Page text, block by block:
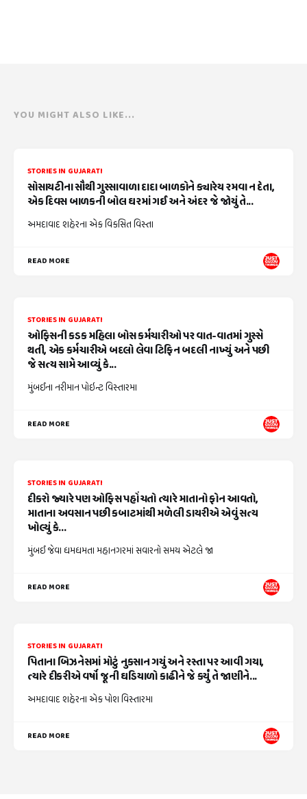
YOU MIGHT ALSO LIKE...
STORIES IN GUJARATI
સોસાયટીના સૌથી ગુસ્સાવાળા દાદા બાળકોને ક્યારેય રમવા ન દેતા,
એક દિવસ બાળકની બોલ ઘરમાં ગઈ અને અંદર જે જોયું તે...
અમદાવાદ શહેરના એક વિકસિત વિસ્તા
READ MORE
STORIES IN GUJARATI
ઓફિસની કડક મહિલા બોસ કર્મચારીઓ પર વાત-વાતમાં ગુસ્સે
થતી, એક કર્મચારીએ બદલો લેવા ટિફિન બદલી નાખ્યું અને પછી
જે સત્ય સામે આવ્યું કે...
મુંબઈના નરીમાન પોઇન્ટ વિસ્તારમા
READ MORE
STORIES IN GUJARATI
દીકરો જ્યારે પણ ઓફિસ પહોંચતો ત્યારે માતાનો ફોન આવતો,
માતાના અવસાન પછી કબાટમાંથી મળેલી ડાયરીએ એવું સત્ય
ખોલ્યું કે...
મુંબઈ જેવા ધમધમતા મહાનગરમાં સવારનો સમય એટલે જા
READ MORE
STORIES IN GUJARATI
પિતાના બિઝનેસમાં મોટું નુકસાન ગયું અને રસ્તા પર આવી ગયા,
ત્યારે દીકરીએ વર્ષો જૂની ઘડિયાળો કાઢીને જે કર્યું તે જાણીને...
અમદાવાદ શહેરના એક પોશ વિસ્તારમા
READ MORE